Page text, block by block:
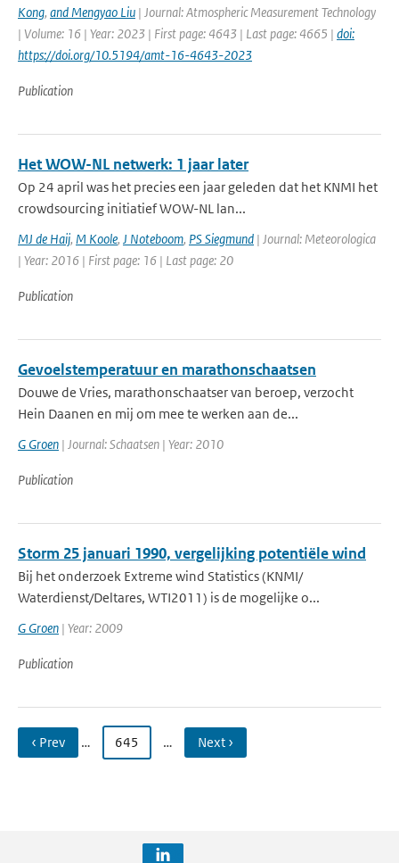
Kong, and Mengyao Liu | Journal: Atmospheric Measurement Technology
| Volume: 16 | Year: 2023 | First page: 4643 | Last page: 4665 | doi:
https://doi.org/10.5194/amt-16-4643-2023
Publication
Het WOW-NL netwerk: 1 jaar later
Op 24 april was het precies een jaar geleden dat het KNMI het
crowdsourcing initiatief WOW-NL lan...
MJ de Haij, M Koole, J Noteboom, PS Siegmund | Journal: Meteorologica
| Year: 2016 | First page: 16 | Last page: 20
Publication
Gevoelstemperatuur en marathonschaatsen
Douwe de Vries, marathonschaatser van beroep, verzocht
Hein Daanen en mij om mee te werken aan de...
G Groen | Journal: Schaatsen | Year: 2010
Publication
Storm 25 januari 1990, vergelijking potentiële wind
Bij het onderzoek Extreme wind Statistics (KNMI/
Waterdienst/Deltares, WTI2011) is de mogelijke o...
G Groen | Year: 2009
Publication
‹ Prev … 645 … Next ›